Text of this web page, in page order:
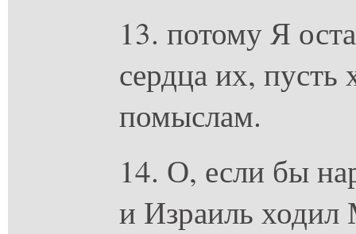
13. потому Я
сердца их, пусть
помыслам.
14. О, если бы
и Израиль